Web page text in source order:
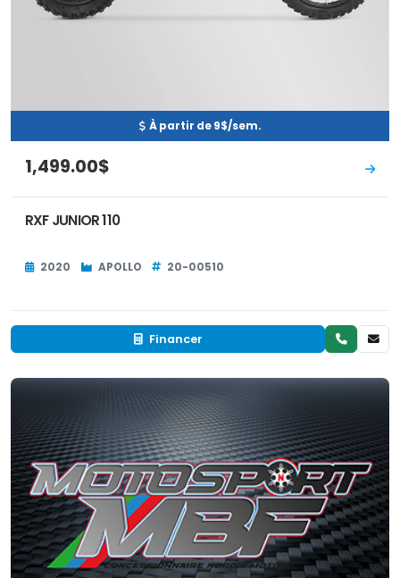
À partir de 9$/sem.
1,499.00$
RXF JUNIOR 110
2020 APOLLO 20-00510
Financer